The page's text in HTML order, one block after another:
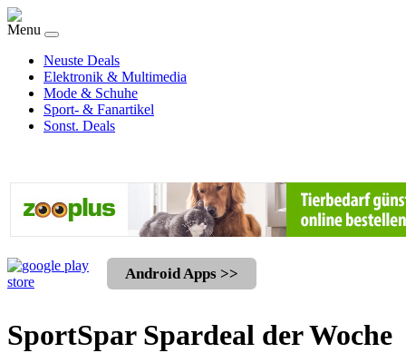
Menu
Neuste Deals
Elektronik & Multimedia
Mode & Schuhe
Sport- & Fanartikel
Sonst. Deals
Android Apps >>
SportSpar Spardeal der Woche